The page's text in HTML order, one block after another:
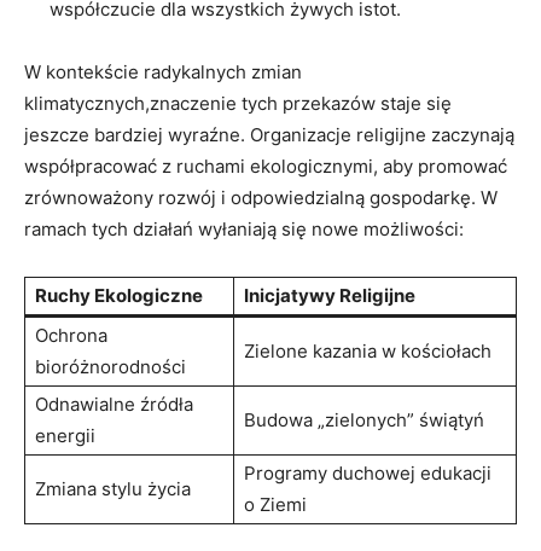
współczucie dla wszystkich żywych istot.
W kontekście radykalnych zmian
klimatycznych,znaczenie tych przekazów staje ⁤się
jeszcze bardziej ‍wyraźne. Organizacje religijne ⁢zaczynają
współpracować ‍z ruchami ⁤ekologicznymi, aby promować
zrównoważony rozwój i odpowiedzialną ​gospodarkę. W
ramach tych działań wyłaniają ⁣się nowe możliwości:
Ruchy Ekologiczne
Inicjatywy‌ Religijne
Ochrona
bioróżnorodności
Zielone kazania ⁣w⁤ kościołach
Odnawialne źródła
energii
Budowa „zielonych” świątyń
Zmiana⁢ stylu życia
Programy⁢ duchowej edukacji
o Ziemi